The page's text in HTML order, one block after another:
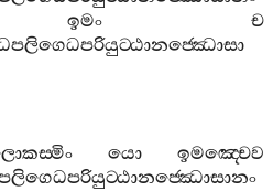
ඉමං
ච
යො
ඉමඤ‍්චෙව